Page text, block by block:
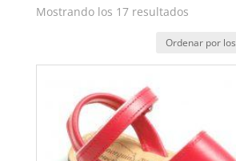
Mostrando los 17 resultadosOrdenado
los
últimos